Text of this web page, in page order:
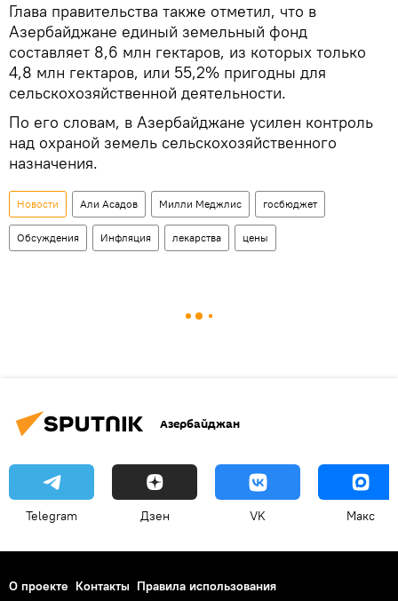
Глава правительства также отметил, что в
Азербайджане единый земельный фонд
составляет 8,6 млн гектаров, из которых только
4,8 млн гектаров, или 55,2% пригодны для
сельскохозяйственной деятельности.
По его словам, в Азербайджане усилен контроль
над охраной земель сельскохозяйственного
назначения.
Новости Али Асадов Милли Меджлис госбюджет
Обсуждения Инфляция лекарства цены
Азербайджан
Telegram Дзен VK Макс
О проекте Контакты Правила использования